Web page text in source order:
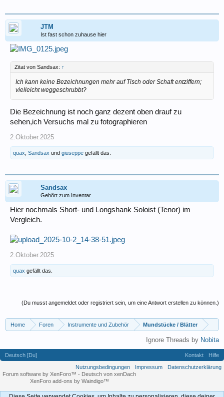
JTM
Ist fast schon zuhause hier
Zitat von Sandsax: ↑
Ich kann keine Bezeichnungen mehr auf Tisch oder Schaft entziffern;
vielleicht weggeschrubbt?
Die Bezeichnung ist noch ganz dezent oben drauf zu
sehen,ich Versuchs mal zu fotographieren
2.Oktober.2025
quax Sandsax und giuseppe gefällt das.
Sandsax
Gehört zum Inventar
Hier nochmals Short- und Longshank Soloist (Tenor) im
Vergleich.
2.Oktober.2025
quax gefällt das.
(Du musst angemeldet oder registriert sein, um eine Antwort erstellen zu können.)
Home Foren Instrumente und Zubehör Mundstücke / Blätter
Ignore Threads by Nobita
Deutsch [Du] Kontakt
Hilfe
Nutzungsbedingungen
Impressum
Datenschutzerklärung
Forum software by XenForo™ - Deutsch von xenDach
XenForo add-ons by Waindigo™